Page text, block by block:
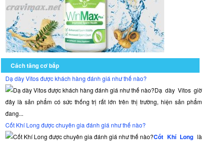
Cách tăng cơ bắp
Dạ dày Vitos được khách hàng đánh giá như thế nào?
Dạ dày Vitos giờ
đây là sản phẩm có sức thống trị rất lớn trên thị trường, hiện sản phẩm
đang...
Cốt Khí Long được chuyên gia đánh giá như thế nào?
Cốt Khí Long là